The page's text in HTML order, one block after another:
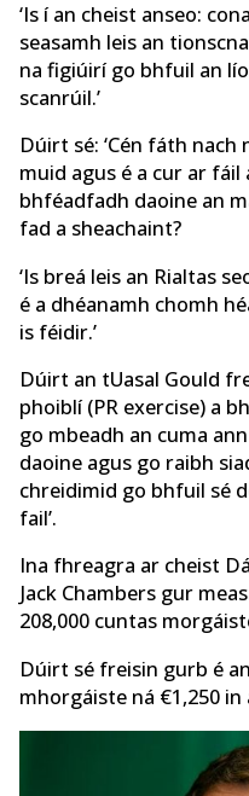
‘Is í an cheist anseo:
seasamh leis an
na figiúirí go bhfuil an
scanrúil.’
Dúirt sé: ‘Cén fáth
muid agus é a cur ar
bhféadfadh daoine an
fad a sheachaint?
‘Is breá leis an Rialtas
é a dhéanamh chomh
is féidir.’
Dúirt an tUasal Gould
phoiblí (PR exercise) a
go mbeadh an cuma
daoine agus go raibh
chreidimid go bhfuil sé
fail’.
Ina fhreagra ar cheist
Jack Chambers gur
208,000 cuntas
Dúirt sé freisin gurb é
mhorgáiste ná €1,250